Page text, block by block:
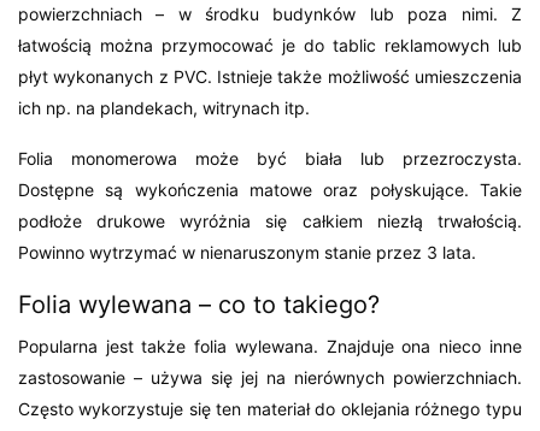
powierzchniach – w środku budynków lub poza nimi. Z
łatwością można przymocować je do tablic reklamowych lub
płyt wykonanych z PVC. Istnieje także możliwość umieszczenia
ich np. na plandekach, witrynach itp.
Folia monomerowa może być biała lub przezroczysta.
Dostępne są wykończenia matowe oraz połyskujące. Takie
podłoże drukowe wyróżnia się całkiem niezłą trwałością.
Powinno wytrzymać w nienaruszonym stanie przez 3 lata.
Folia wylewana – co to takiego?
Popularna jest także folia wylewana. Znajduje ona nieco inne
zastosowanie – używa się jej na nierównych powierzchniach.
Często wykorzystuje się ten materiał do oklejania różnego typu